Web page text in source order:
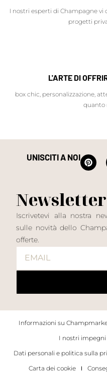
I nostri esperti di Champagne vi
progetti
L'ARTE DI
box chic, personalizzazione,
quanto
UNISCITI A NOI
Newsletter
Iscrivetevi alla nostra
sulle novità dello
offerte.
Informazioni su
I nostri impegni
Dati personali e politica sulla
Carta dei cookie